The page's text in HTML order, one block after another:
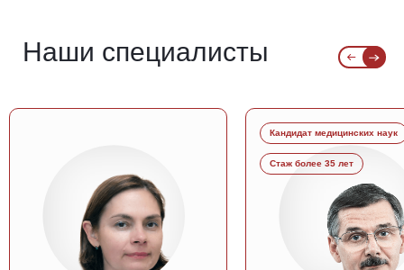
Наши специалисты
Кандидат медицинских наук
Стаж более 35 лет